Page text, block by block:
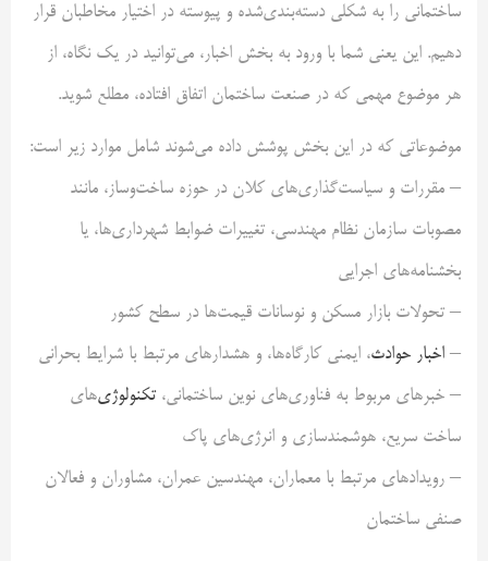
ساختمانی را به شکلی دسته‌بندی‌شده و پیوسته در اختیار مخاطبان قرار
دهیم. این یعنی شما با ورود به بخش اخبار، می‌توانید در یک نگاه، از
هر موضوع مهمی که در صنعت ساختمان اتفاق افتاده، مطلع شوید.
موضوعاتی که در این بخش پوشش داده می‌شوند شامل موارد زیر است:
– مقررات و سیاست‌گذاری‌های کلان در حوزه ساخت‌وساز، مانند
مصوبات سازمان نظام مهندسی، تغییرات ضوابط شهرداری‌ها، یا
بخشنامه‌های اجرایی
– تحولات بازار مسکن و نوسانات قیمت‌ها در سطح کشور
– اخبار حوادث، ایمنی کارگاه‌ها، و هشدارهای مرتبط با شرایط بحرانی
– خبرهای مربوط به فناوری‌های نوین ساختمانی،تکنولوژی‌های
ساخت سریع، هوشمندسازی و انرژی‌های پاک
– رویدادهای مرتبط با معماران، مهندسین عمران، مشاوران و فعالان
صنفی ساختمان